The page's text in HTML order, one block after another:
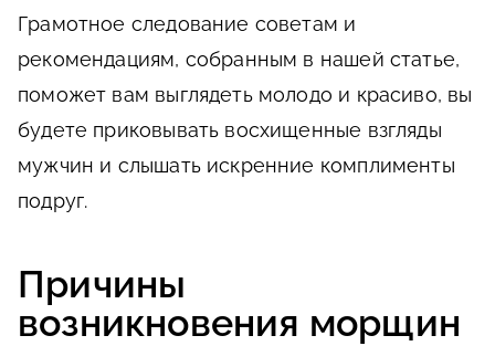
Грамотное следование советам и
рекомендациям, собранным в нашей статье,
поможет вам выглядеть молодо и красиво, вы
будете приковывать восхищенные взгляды
мужчин и слышать искренние комплименты
подруг.
Причины
возникновения морщин